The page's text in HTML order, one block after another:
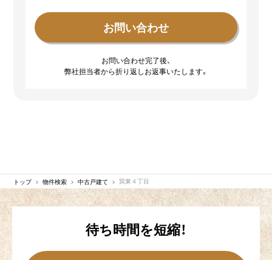
お問い合わせ完了後、
弊社担当者から折り返しお返事いたします。
トップ 物件検索 中古戸建て 巽東４丁目
待ち時間を短縮！